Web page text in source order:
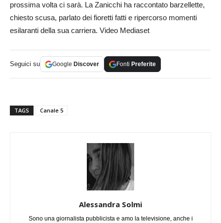
prossima volta ci sarà. La Zanicchi ha raccontato barzellette,
chiesto scusa, parlato dei fioretti fatti e ripercorso momenti
esilaranti della sua carriera. Video Mediaset
Seguici su Google Discover Fonti Preferite
TAGS Canale 5
Alessandra Solmi
Sono una giornalista pubblicista e amo la televisione, anche i